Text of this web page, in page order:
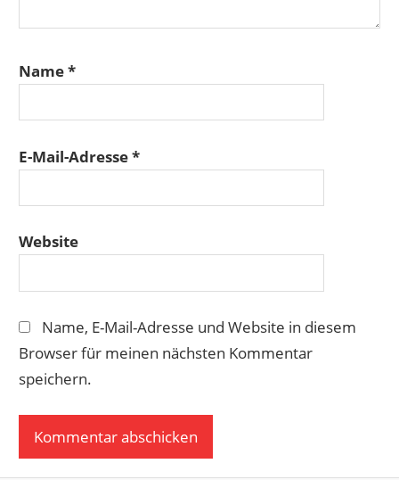
Name*
E-Mail-Adresse*
Website
Name, E-Mail-Adresse und Website in diesem
Browser für meinen nächsten Kommentar
speichern.